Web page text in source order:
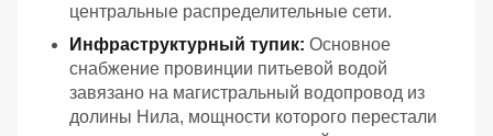
центральные распределительные сети.
Инфраструктурный тупик: Основное
снабжение провинции питьевой водой
завязано на магистральный водопровод из
долины Нила, мощности которого перестали